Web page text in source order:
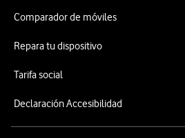
Comparador de móviles
Repara tu dispositivo
Tarifa social
Declaración Accesibilidad